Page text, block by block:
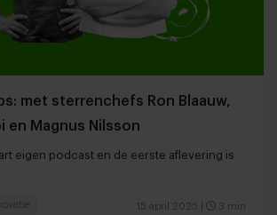
met sterrenchefs Ron Blaauw,
en Magnus Nilsson
eigen podcast en de eerste aflevering is
15 april 2025 3 min